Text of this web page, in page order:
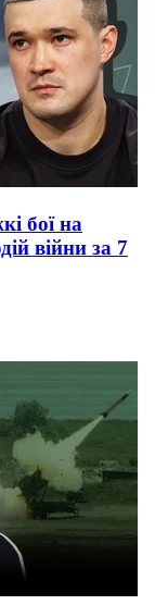
бої на
війни за 7